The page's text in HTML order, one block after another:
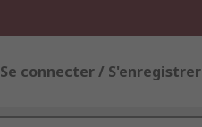
Se connecter / S'enregistrer